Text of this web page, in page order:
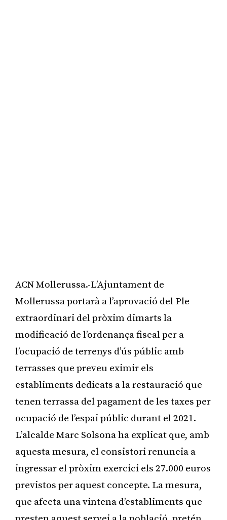
ACN Mollerussa.-L’Ajuntament de
Mollerussa portarà a l’aprovació del Ple
extraordinari del pròxim dimarts la
modificació de l’ordenança fiscal per a
l’ocupació de terrenys d’ús públic amb
terrasses que preveu eximir els
establiments dedicats a la restauració que
tenen terrassa del pagament de les taxes per
ocupació de l’espai públic durant el 2021.
L’alcalde Marc Solsona ha explicat que, amb
aquesta mesura, el consistori renuncia a
ingressar el pròxim exercici els 27.000 euros
previstos per aquest concepte. La mesura,
que afecta una vintena d’establiments que